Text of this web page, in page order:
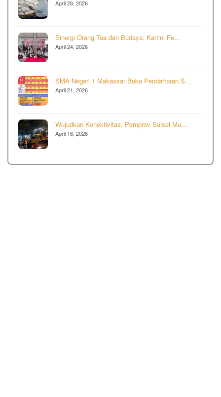
April 28, 2026
Sinergi Orang Tua dan Budaya: Kartini Fe…
April 24, 2026
SMA Negeri 1 Makassar Buka Pendaftaran S…
April 21, 2026
Wujudkan Konektivitas, Pemprov Sulsel Mu…
April 16, 2026